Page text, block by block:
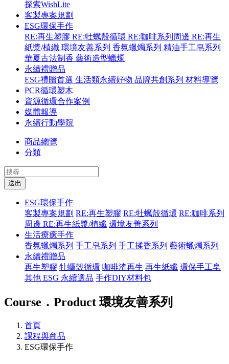
探索WishLite
客製專案規劃
ESG環保手作
RE:再生塑膠 RE:牡蠣殼循環 RE:咖啡系列周邊 RE:再生
紙漿/植纖 環境友善系列 香氛蠟燭系列 精油手工皂系列
華夏古法制香 藝術造型蠟燭
永續禮贈品
ESG禮贈首選 生活類永續好物 品牌共創系列 材料導覽
PCR循環塑木
資源循環合作案例
媒體報導
永續行動學院
商品總覽
分類
送出
ESG環保手作
客製專案規劃 RE:再生塑膠 RE:牡蠣殼循環 RE:咖啡系列
周邊 RE:再生紙漿/植纖 環境友善系列
生活療癒手作
香氛蠟燭系列 手工皂系列 手工揉香系列 藝術蠟燭系列
永續禮贈品
再生塑膠 牡蠣殼循環 咖啡渣再生 再生紙纖 環保手工皂
其他 ESG 永續選品 手作DIY材料包
Course．Product 環境友善系列
首頁
課程與商品
ESG環保手作